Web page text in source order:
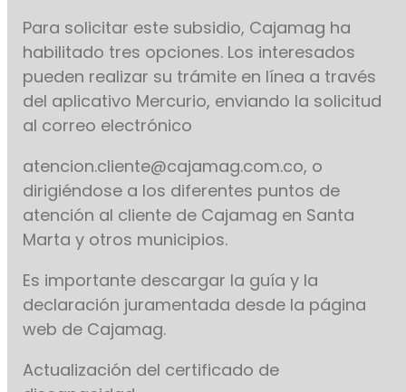
Para solicitar este subsidio, Cajamag ha
habilitado tres opciones. Los interesados
pueden realizar su trámite en línea a través
del aplicativo Mercurio, enviando la solicitud
al correo electrónico
atencion.cliente@cajamag.com.co, o
dirigiéndose a los diferentes puntos de
atención al cliente de Cajamag en Santa
Marta y otros municipios.
Es importante descargar la guía y la
declaración juramentada desde la página
web de Cajamag.
Actualización del certificado de